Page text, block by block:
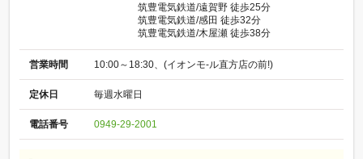
筑豊電気鉄道/遠賀野 徒歩25分
筑豊電気鉄道/感田 徒歩32分
筑豊電気鉄道/木屋瀬 徒歩38分
営業時間 10:00～18:30、(イオンモ-ル直方店の前!)
定休日 毎週水曜日
電話番号 0949-29-2001